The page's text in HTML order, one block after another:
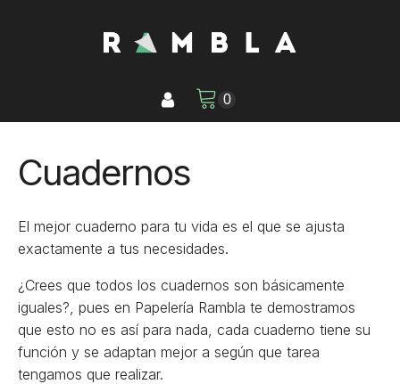
Cuadernos
El mejor cuaderno para tu vida es el que se ajusta
exactamente a tus necesidades.
¿Crees que todos los cuadernos son básicamente
iguales?, pues en Papelería Rambla te demostramos
que esto no es así para nada, cada cuaderno tiene su
función y se adaptan mejor a según que tarea
tengamos que realizar.